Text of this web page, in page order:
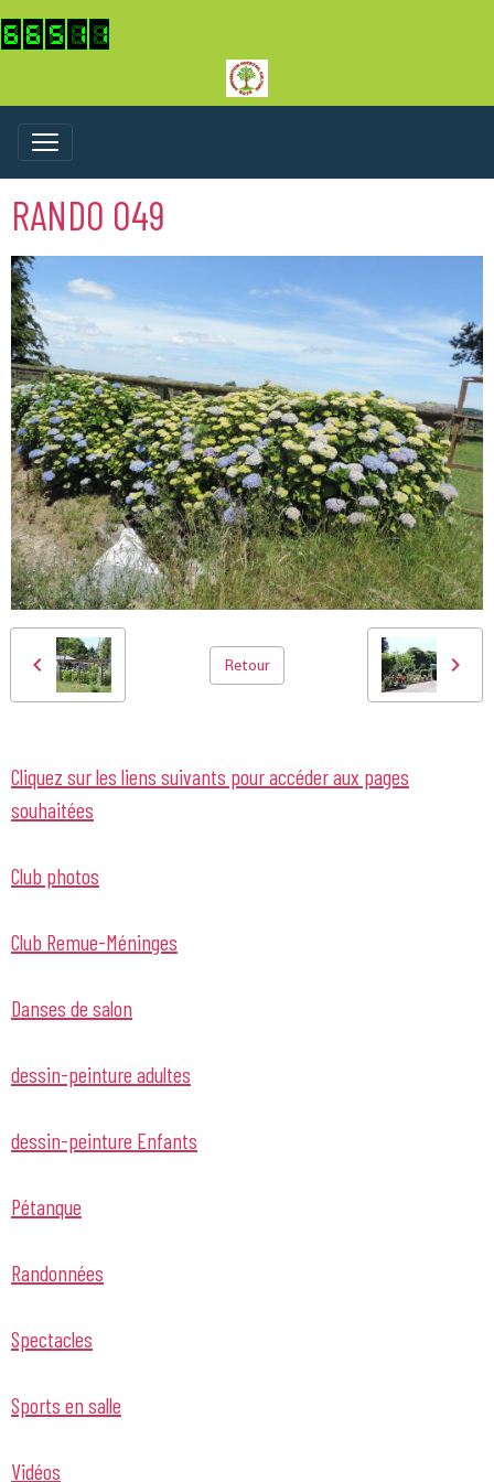
RANDO 049
Retour
Cliquez sur les liens suivants pour accéder aux pages
souhaitées
Club photos
Club Remue-Méninges
Danses de salon
dessin-peinture adultes
dessin-peinture Enfants
Pétanque
Randonnées
Spectacles
Sports en salle
Vidéos